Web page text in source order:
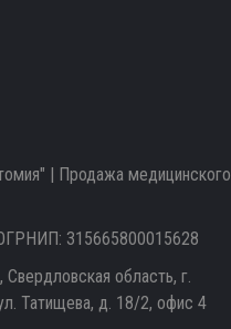
| Продажа медицинского
315665800015628
область, г.
Татищева, д. 18/2, офис 4